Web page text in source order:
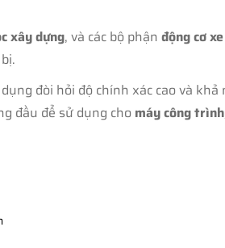
xây dựng, và các bộ phậnđộng cơ
đòi hỏi độ chính xác cao và
đầu để sử dụng cho máy công trình